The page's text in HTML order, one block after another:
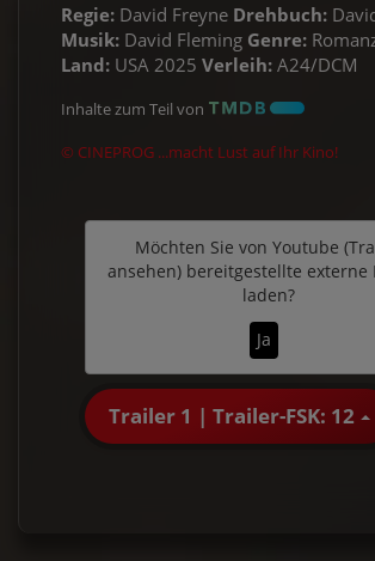
Regie: David Freyne Drehbuch:
Musik: David Fleming Genre:
Land: USA 2025 Verleih: A24/DCM
Inhalte zum Teil von
© CINEPROG ...macht Lust auf Ihr Kino!
Möchten Sie von Youtube
ansehen) bereitgestellte externe
laden?
Ja
Trailer 1 | Trailer-FSK: 12